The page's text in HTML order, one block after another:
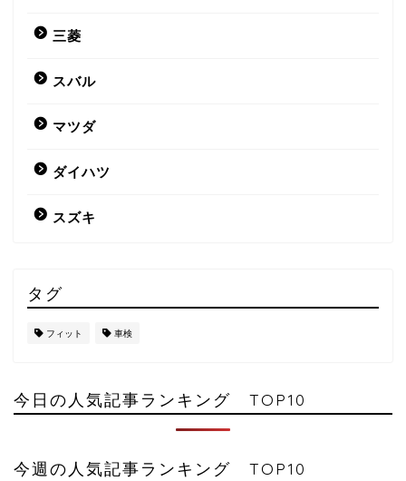
三菱
スバル
マツダ
ダイハツ
スズキ
タグ
フィット 車検
今日の人気記事ランキング TOP10
今週の人気記事ランキング TOP10